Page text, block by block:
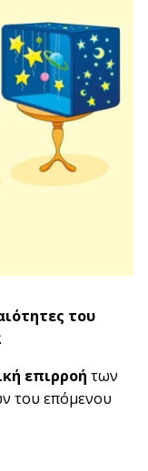
του
επιρροή των
του επόμενου